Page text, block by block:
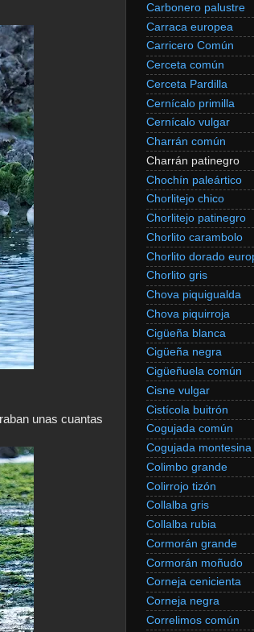
unas cuantas
Carbonero palustre
Carraca europea
Carricero Común
Cerceta común
Cerceta Pardilla
Cernícalo primilla
Cernícalo vulgar
Charrán común
Charrán patinegro
Chochín paleártico
Chorlitejo chico
Chorlitejo patinegro
Chorlito carambolo
Chorlito dorado
Chorlito gris
Chova piquigualda
Chova piquirroja
Cigüeña blanca
Cigüeña negra
Cigüeñuela común
Cisne vulgar
Cistícola buitrón
Cogujada común
Cogujada montesina
Colimbo grande
Colirrojo tizón
Collalba gris
Collalba rubia
Cormorán grande
Cormorán moñudo
Corneja cenicienta
Corneja negra
Correlimos común